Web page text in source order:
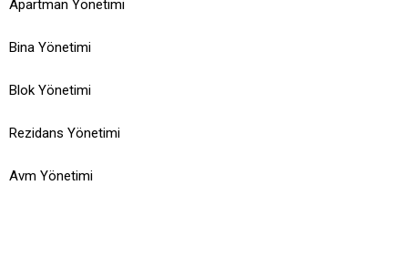
Apartman Yönetimi
Bina Yönetimi
Blok Yönetimi
Rezidans Yönetimi
Avm Yönetimi